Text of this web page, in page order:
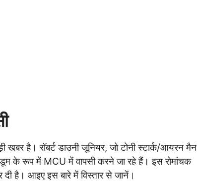
है। रॉबर्ट डाउनी जूनियर, जो टोनी स्टार्क/आयरन मैन
के रूप में MCU में वापसी करने जा रहे हैं। इस रोमांचक
है। आइए इस बारे में विस्तार से जानें।